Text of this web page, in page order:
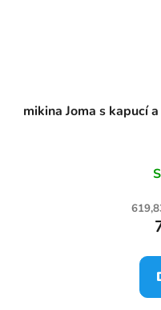
mikina Joma s kapucí